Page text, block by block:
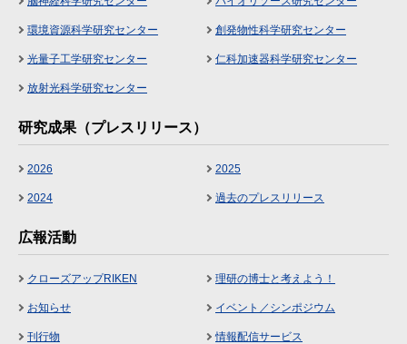
環境資源科学研究センター 創発物性科学研究センター
光量子工学研究センター 仁科加速器科学研究センター
放射光科学研究センター
研究成果（プレスリリース）
2026 2025
2024 過去のプレスリリース
広報活動
クローズアップRIKEN 理研の博士と考えよう！
お知らせ イベント／シンポジウム
刊行物 情報配信サービス